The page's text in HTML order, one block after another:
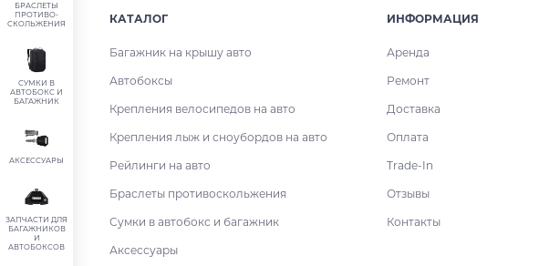
БРАСЛЕТЫ
ПРОТИВО-
СКОЛЬЖЕНИЯ
СУМКИ В
АВТОБОКС И
БАГАЖНИК
АКСЕССУАРЫ
ЗАПЧАСТИ ДЛЯ
БАГАЖНИКОВ
И
АВТОБОКСОВ
КАТАЛОГ
Багажник на крышу авто
Автобоксы
Крепления велосипедов на авто
Крепления лыж и сноубордов на авто
Рейлинги на авто
Браслеты противоскольжения
Сумки в автобокс и багажник
Аксессуары
ИНФОРМАЦИЯ
Аренда
Ремонт
Доставка
Оплата
Trade-In
Отзывы
Контакты